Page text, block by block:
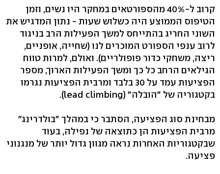
קרוב ל-40% מהספורטאים במחקר היו נשים, וזמן
הטיפוס הממוצע היה כשלוש שעות - נתון המדגיש את
השוני החריג בהתייחס למשך הפעילות הרב בניגוד
לרוב ענפי הספורט המוכרים לנו (שחייה, אופניים,
ריצה, משחקי כדור פופולריים). ואולם, למרות טווח
הגילאים הרחב כל כך ומשך הפעילות הארוך, מספר
הפציעות עמד על 30 בלבד ומרבית הפציעות נגרמו
בקטגוריה של "הובלה" (lead climbing).
מבחינת סוג הפציעה, הסתבר כי במהלך "בולדרינג"
מרבית הפציעות הן כתוצאה של נפילה, בעוד
שבקטגוריות האחרות נראה מגוון גדול יותר של מנגנוני
פציעה.